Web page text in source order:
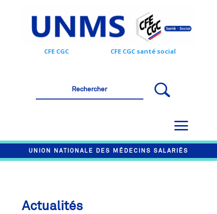
CFE CGC CFE CGC santé social
UNION NATIONALE DES MÉDECINS SALARIÉS
Actualités